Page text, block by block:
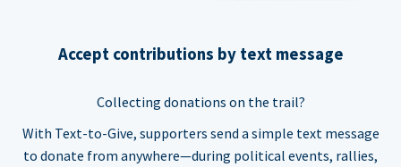
Accept contributions by text message
Collecting donations on the trail?
With Text-to-Give, supporters send a simple text message
to donate from anywhere—during political events, rallies,